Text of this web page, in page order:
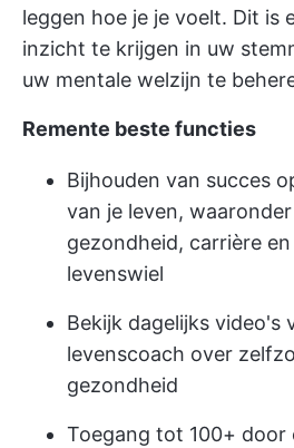
leggen hoe je je voelt. Dit is
inzicht te krijgen in uw
uw mentale welzijn te
Remente beste functies
Bijhouden van succes
van je leven,
gezondheid, carrière
levenswiel
Bekijk dagelijks video's
levenscoach over
gezondheid
Toegang tot 100+ door